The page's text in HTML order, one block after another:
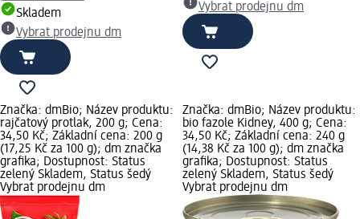
Skladem
Vybrat prodejnu dm
Vybrat prodejnu dm
Značka: dmBio; Název produktu:
rajčatový protlak, 200 g; Cena:
34,50 Kč; Základní cena: 200 g
(17,25 Kč za 100 g); dm značka
grafika; Dostupnost: Status
zelený Skladem, Status šedý
Vybrat prodejnu dm
Značka: dmBio; Název produktu:
bio fazole Kidney, 400 g; Cena:
34,50 Kč; Základní cena: 240 g
(14,38 Kč za 100 g); dm značka
grafika; Dostupnost: Status
zelený Skladem, Status šedý
Vybrat prodejnu dm